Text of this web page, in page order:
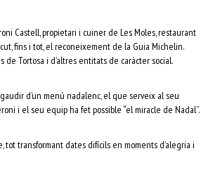
Castell, propietari i cuiner de Les Moles, restaurant
fins i tot, el reconeixement de la Guia Michelin.
Tortosa i d’altres entitats de caràcter social.
d’un menú nadalenc, el que serveix al seu
i el seu equip ha fet possible “el miracle de Nadal”.
transformant dates difícils en moments d’alegria i